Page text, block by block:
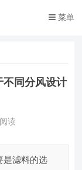
菜单
不同分风设计
阅读
是滤料的选